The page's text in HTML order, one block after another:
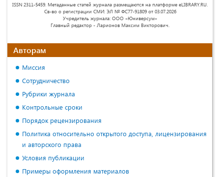
ISSN 2311-5459. Метаданные статей журнала размещаются на платформе eLIBRARY.RU.
Св-во о регистрации СМИ: ЭЛ № ФС77-91809 от 03.07.2026
Учредитель журнала: ООО «Юниверсум»
Главный редактор - Ларионов Максим Викторович.
Авторам
Миссия
Сотрудничество
Рубрики журнала
Контрольные сроки
Порядок рецензирования
Политика относительно открытого доступа, лицензирования
и авторского права
Условия публикации
Примеры оформления материалов